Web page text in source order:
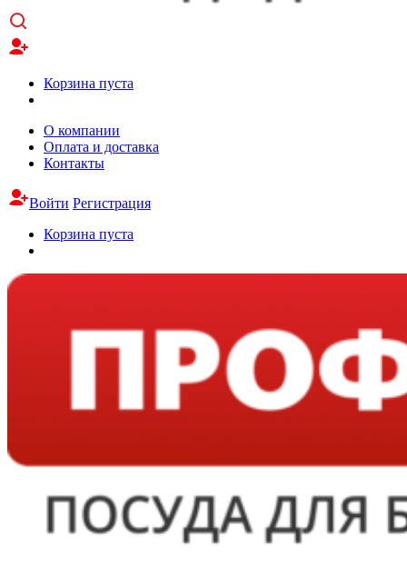
Корзина пуста
О компании
Оплата и доставка
Контакты
Войти Регистрация
Корзина пуста